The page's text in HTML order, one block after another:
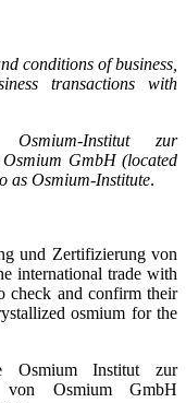
conditions of business,
transactions with
Institut zur
GmbH (located
as Osmium-Institute.
und Zertifizierung von
international trade with
check and confirm their
osmium for the
Institut zur
von Osmium GmbH